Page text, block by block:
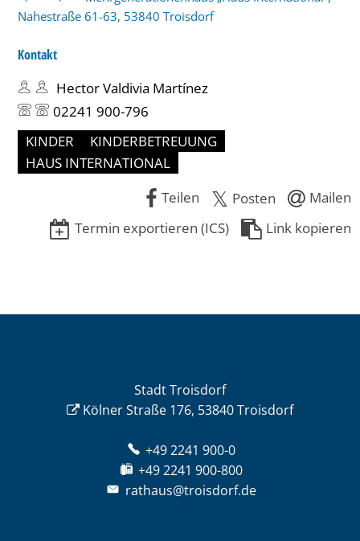
Nahestraße 61-63, 53840 Troisdorf
Kontakt
Hector Valdivia Martínez
02241 900-796
KINDER
KINDERBETREUUNG
HAUS INTERNATIONAL
Teilen
Posten
Mailen
Termin exportieren (ICS)
Link kopieren
Stadt Troisdorf
Kölner Straße 176, 53840 Troisdorf
+49 2241 900-0
+49 2241 900-800
rathaus@troisdorf.de